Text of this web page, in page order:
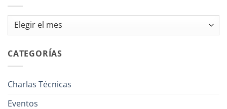
Archivos
CATEGORÍAS
Charlas Técnicas
Eventos